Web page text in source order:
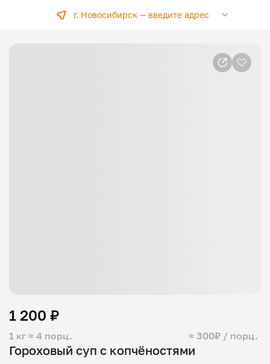
г. Новосибирск —введите адрес
Гороховый суп с копчёностями
1 кг ≈ 4 порц. ≈ 300₽ / порц.
1 200 ₽